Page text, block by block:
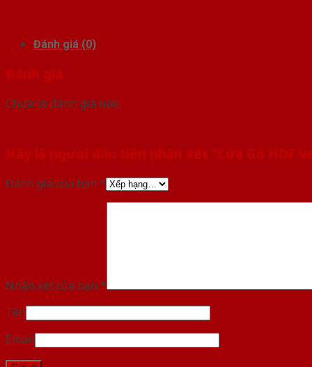
Đánh giá (0)
Đánh giá
Chưa có đánh giá nào.
Hãy là người đầu tiên nhận xét “Cửa Gỗ HDF
Đánh giá của bạn *
Nhận xét của bạn *
Tên
Email